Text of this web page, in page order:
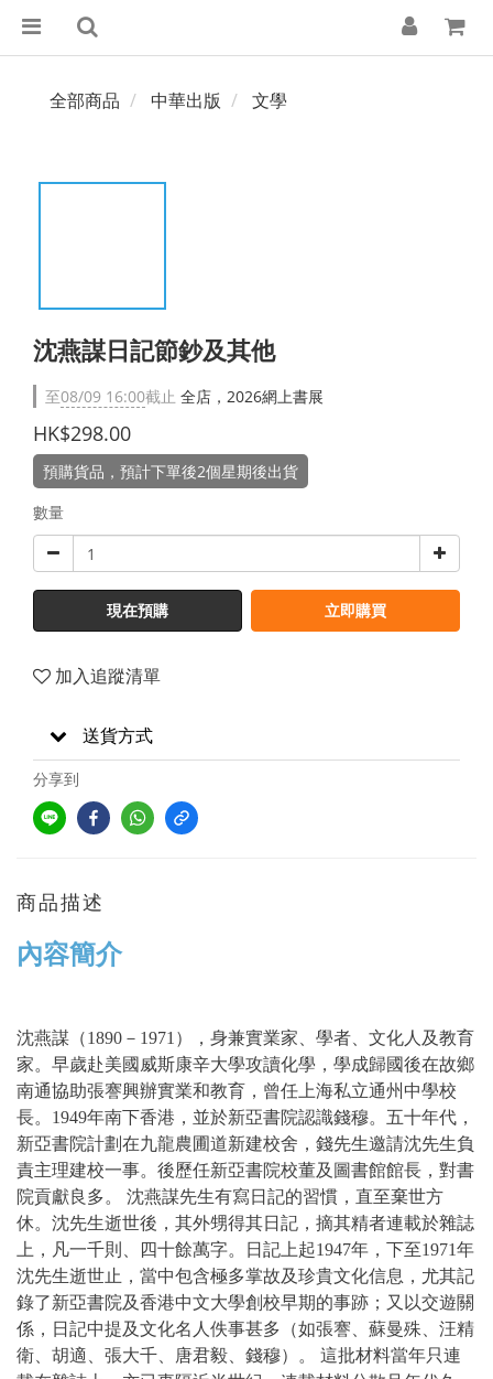
全部商品 中華出版 文學
沈燕謀日記節鈔及其他
至08/09 16:00截止 全店，2026網上書展
HK$298.00
預購貨品，預計下單後2個星期後出貨
數量
現在預購 立即購買
加入追蹤清單
送貨方式
分享到
商品描述
內容簡介
沈燕謀（1890－1971），身兼實業家、學者、文化人及教育
家。早歲赴美國威斯康辛大學攻讀化學，學成歸國後在故鄉
南通協助張謇興辦實業和教育，曾任上海私立通州中學校
長。1949年南下香港，並於新亞書院認識錢穆。五十年代，
新亞書院計劃在九龍農圃道新建校舍，錢先生邀請沈先生負
責主理建校一事。後歷任新亞書院校董及圖書館館長，對書
院貢獻良多。 沈燕謀先生有寫日記的習慣，直至棄世方
休。沈先生逝世後，其外甥得其日記，摘其精者連載於雜誌
上，凡一千則、四十餘萬字。日記上起1947年，下至1971年
沈先生逝世止，當中包含極多掌故及珍貴文化信息，尤其記
錄了新亞書院及香港中文大學創校早期的事跡；又以交遊關
係，日記中提及文化名人佚事甚多（如張謇、蘇曼殊、汪精
衛、胡適、張大千、唐君毅、錢穆）。 這批材料當年只連